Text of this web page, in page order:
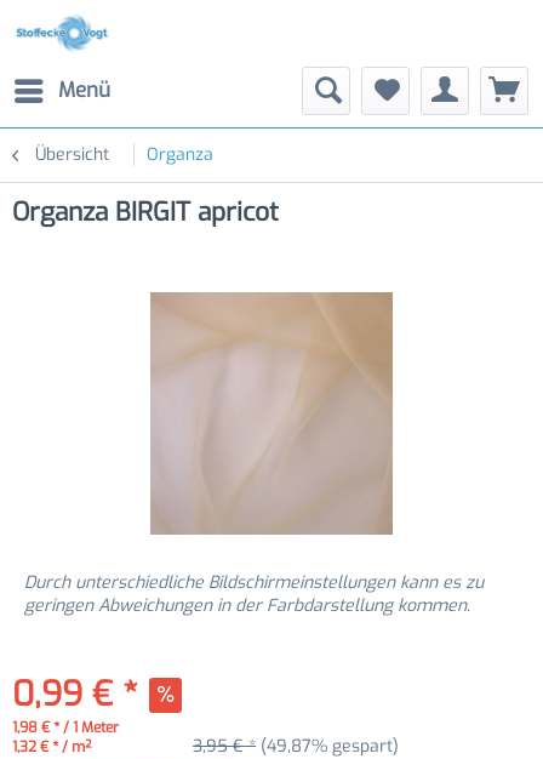
Menü
Übersicht Organza
Organza BIRGIT apricot
Durch unterschiedliche Bildschirmeinstellungen kann es zu
geringen Abweichungen in der Farbdarstellung kommen.
0,99 € *
1,98 € * / 1 Meter
1,32 € * / m²
3,95 € * (49,87% gespart)